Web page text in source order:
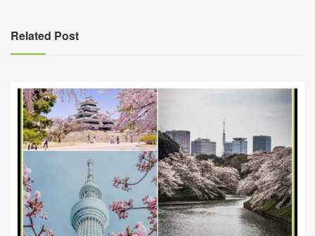
覽
Related Post